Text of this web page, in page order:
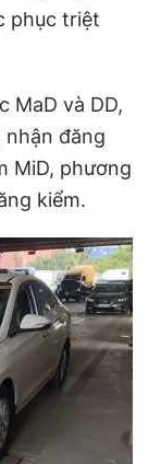
phục triệt
MaD và DD,
đăng
MiD, phương
kiểm.